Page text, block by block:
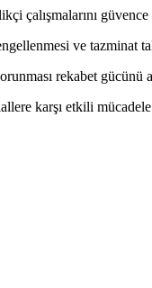
çalışmalarını
ve tazminat
rekabet gücünü
karşı etkili